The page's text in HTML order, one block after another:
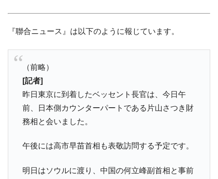
『聯合ニュース』は以下のように報じています。
（前略）
[記者]
昨日東京に到着したベッセント長官は、今日午
前、日本側カウンターパートである片山さつき財
務相と会いました。
午後には高市早苗首相も表敬訪問する予定です。
明日はソウルに渡り、中国の何立峰副首相と事前